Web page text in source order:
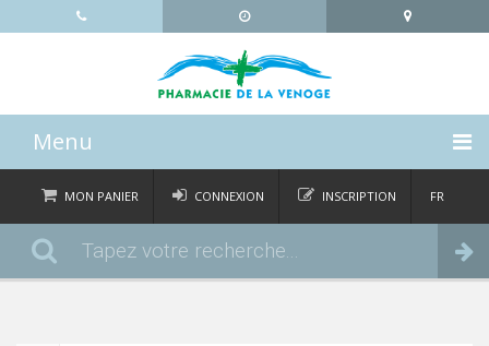
Menu
ACCUEIL
CATÉGORIES
MON PANIER
Commander
CONNEXION INSCRIPTION FR